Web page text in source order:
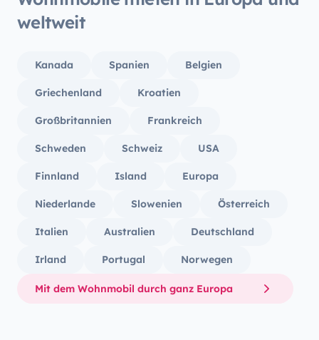
weltweit
Kanada Spanien Belgien
Griechenland Kroatien
Großbritannien Frankreich
Schweden Schweiz USA
Finnland Island Europa
Niederlande Slowenien Österreich
Italien Australien Deutschland
Irland Portugal Norwegen
Mit dem Wohnmobil durch ganz Europa